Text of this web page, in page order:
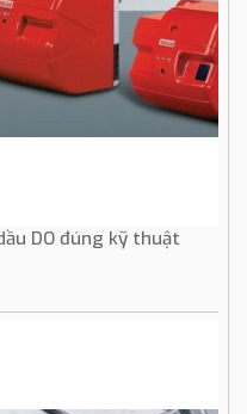
DO đúng kỹ thuật